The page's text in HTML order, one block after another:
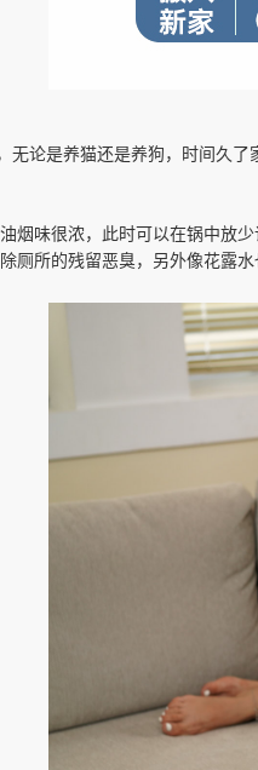
无论是养猫还是养狗，时间久
烟味很浓，此时可以在锅中放
厕所的残留恶臭，另外像花露